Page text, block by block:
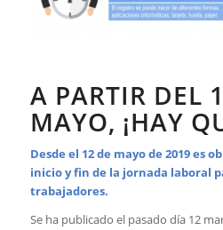
A PARTIR DEL
MAYO, ¡HAY
Desde el 12 de mayo de 2019 es
inicio y fin de la jornada laboral
trabajadores.
Se ha publicado el pasado día 12